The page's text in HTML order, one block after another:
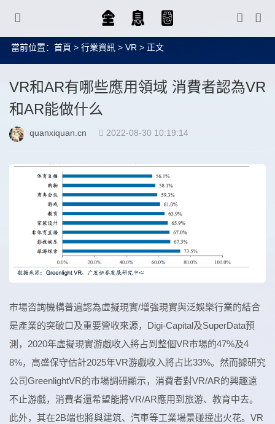
當前位置： 首頁 > 行業資訊 > VR > 正文
VR和AR有哪些應用領域 消費者認為VR
和AR能做什么
quanxiquan.cn 2022-08-30 10:19:14
市場咨詢機構普遍認為虛擬現實/增強現實與泛娛樂行業的結合
是產業的突破口及重要營收來源，Digi-Capital及SuperData預
測，2020年虛擬現實游戲收入將占到整個VR市場的47%及4
8%，高盛保守估計2025年VR游戲收入將占比33%。然而據研究
公司GreenlightVR的市場調研顯示，消費者對VR/AR的興趣遠
不止游戲，消費者還希望能將VR/AR應用到旅游、教育中去。
此外，其在2B端也將與建筑、汽車等工業場景碰撞出火花。VR